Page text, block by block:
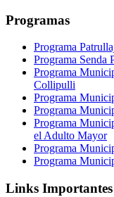
Programas
Programa
Programa Senda
Programa
Collipulli
Programa
Programa
Programa
el Adulto Mayor
Programa
Programa
Links Importantes